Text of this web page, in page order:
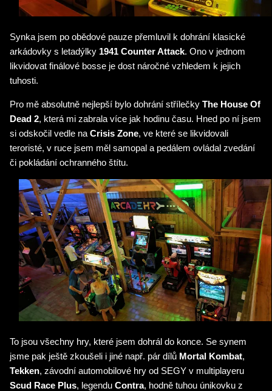
Synka jsem po obědové pauze přemluvil k dohrání klasické
arkádovky s letadýlky 1941 Counter Attack. Ono v jednom
likvidovat finálové bosse je dost náročné vzhledem k jejich
tuhosti.
Pro mě absolutně nejlepší bylo dohrání střílečky The House Of
Dead 2, která mi zabrala více jak hodinu času. Hned po ní jsem
si odskočil vedle na Crisis Zone, ve které se likvidovali
teroristé, v ruce jsem měl samopal a pedálem ovládal zvedání
či pokládání ochranného štítu.
To jsou všechny hry, které jsem dohrál do konce. Se synem
jsme pak ještě zkoušeli i jiné např. pár dílů Mortal Kombat,
Tekken, závodní automobilové hry od SEGY v multiplayeru
Scud Race Plus, legendu Contra, hodně tuhou únikovku z